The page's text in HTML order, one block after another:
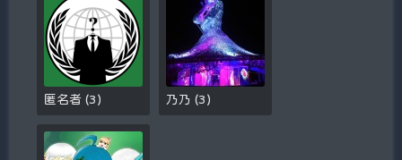
匿名者(3 ) 乃乃(3 )